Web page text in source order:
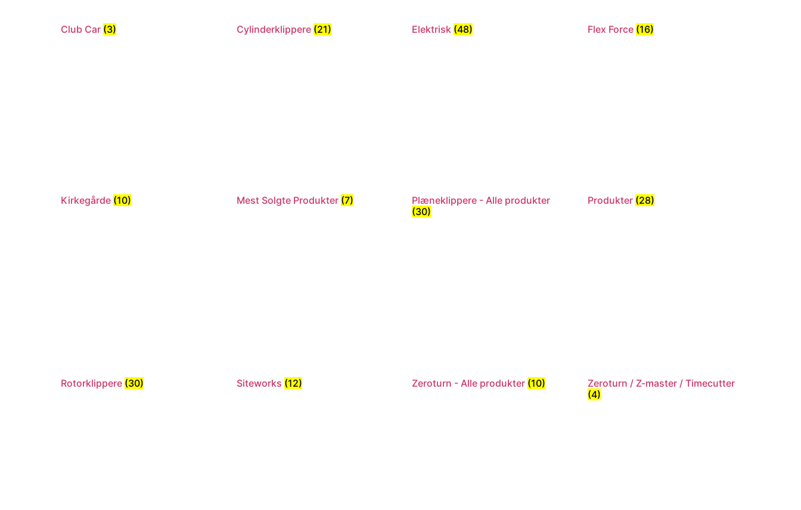
Club Car (3) Cylinderklippere (21) Elektrisk (48) Flex Force (16)
Kirkegårde (10) Mest Solgte Produkter (7)
Plæneklippere - Alle produkter
(30)
Produkter (28)
Rotorklippere (30) Siteworks (12) Zeroturn - Alle produkter (10)
Zeroturn / Z-master / Timecutter
(4)